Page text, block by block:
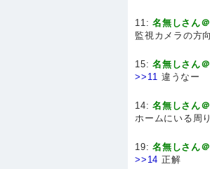
11:名無しさん
監視カメラの方向
15:名無しさん
>>11 違うなー
14:名無しさん
ホームにいる周
19:名無しさん
>>14 正解